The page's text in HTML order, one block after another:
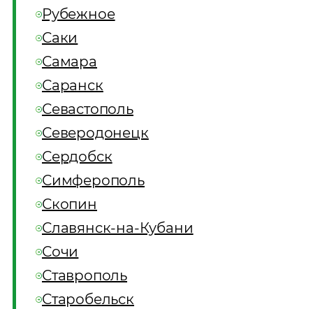
Рубежное
Саки
Самара
Саранск
Севастополь
Северодонецк
Сердобск
Симферополь
Скопин
Славянск-на-Кубани
Сочи
Ставрополь
Старобельск